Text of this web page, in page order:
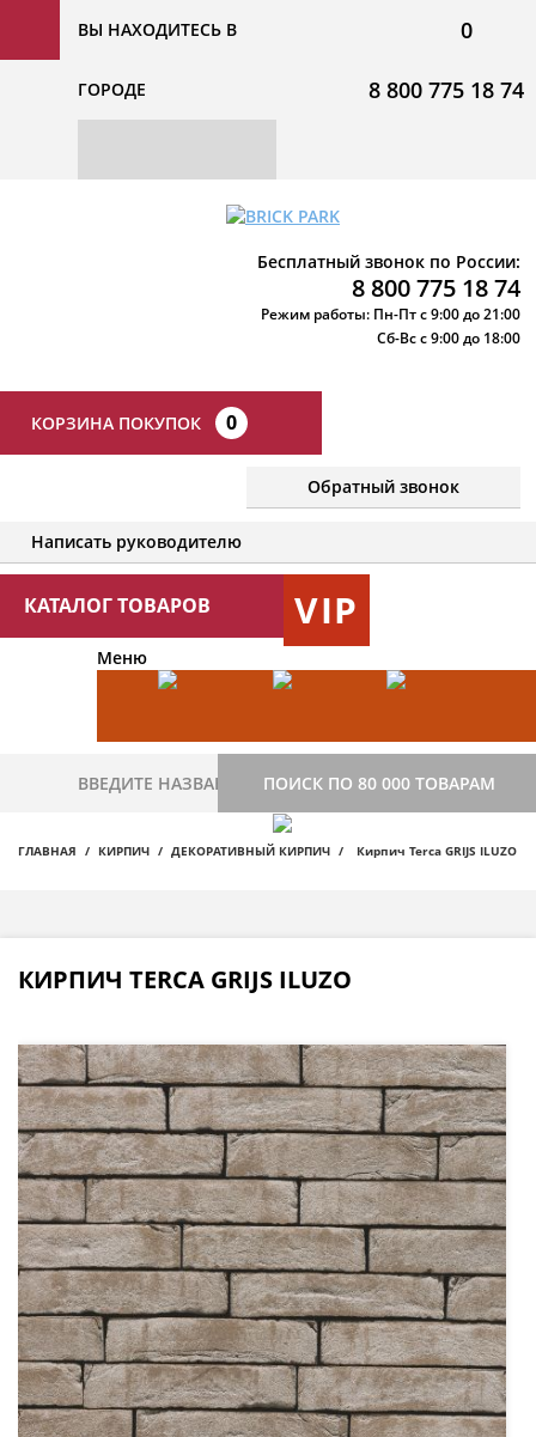
ВЫ НАХОДИТЕСЬ В
ГОРОДЕ
0
8 800 775 18 74
Бесплатный звонок по России:
8 800 775 18 74
Режим работы: Пн-Пт с 9:00 до 21:00
Сб-Вс с 9:00 до 18:00
КОРЗИНА ПОКУПОК 0
Обратный звонок
Написать руководителю
КАТАЛОГ ТОВАРОВ VIP
Меню
ПОИСК ПО 80 000 ТОВАРАМ
ГЛАВНАЯ КИРПИЧ ДЕКОРАТИВНЫЙ КИРПИЧ Кирпич Terca GRIJS ILUZO
КИРПИЧ TERCA GRIJS ILUZO